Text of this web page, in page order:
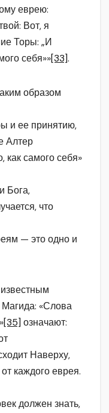
еврею:
Вот, я
Торы: „И
себя»»[33].
образом
и ее принятию,
Алтер
как самого себя»
Бога,
что
— это одно и
«Слова
[35] означают:
Наверху,
каждого еврея.
должен знать,